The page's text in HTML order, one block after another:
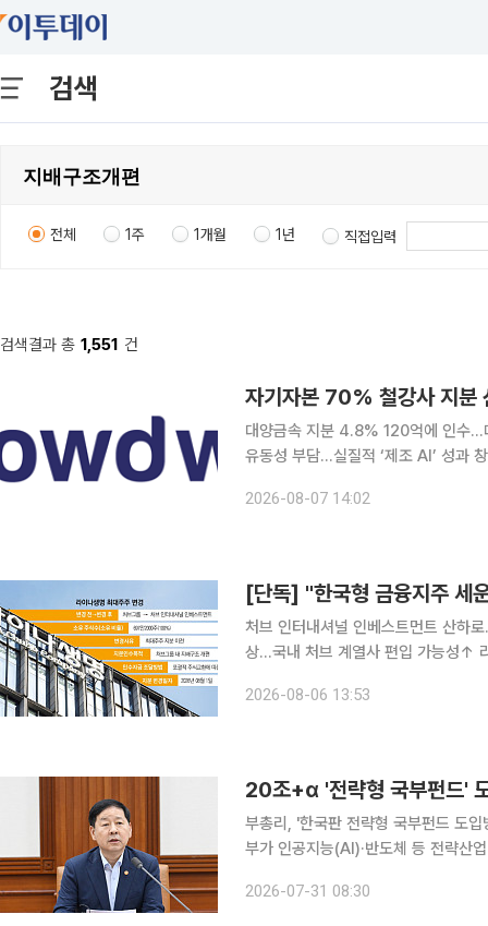
검색
전체 1주 1개월 1년 직접입력
검색결과 총 1,551 건
대양금속 지분 4.8% 120억에 인수…
유동성 부담…실질적 ‘제조 AI’ 성과 창출이 관건 코스닥 상장사 크라우드
속 최대주주와의 공동경영을 통해 제
2026-08-07 14:02
처브 인터내셔널 인베스트먼트 산하
상…국내 처브 계열사 편입 가능성↑ 라이나생명이 최대주주를 처브 인터내셔널 인베스트먼트로 변
설립해 계열 보험사들을 통합 관리하
2026-08-06 13:53
20조+α '전략형 국부펀드'
부총리, '한국판 전략형 국부펀드 도
부가 인공지능(AI)·반도체 등 전략산
상이다. 해외 금융자산에 투자해 수익
2026-07-31 08:30